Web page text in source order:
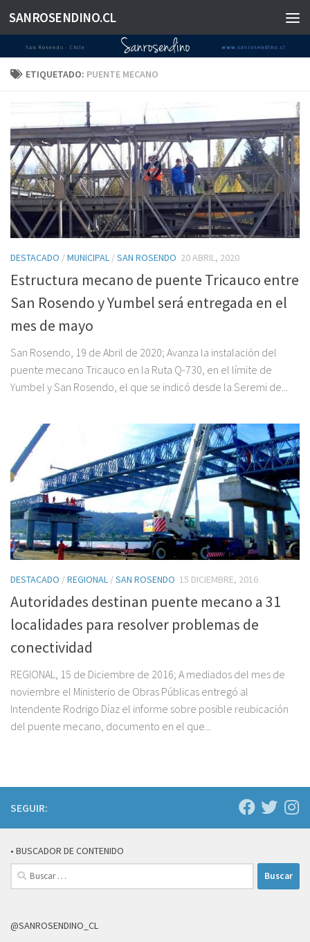
Saltar al contenido
SANROSENDINO.CL
ETIQUETADO: PUENTE MECANO
DESTACADO /MUNICIPAL /SAN ROSENDO 20 ABRIL, 2020
Estructura mecano de puente Tricauco entre
San Rosendo y Yumbel será entregada en el
mes de mayo
San Rosendo, 19 de Abril de 2020; Avanza la instalación del
puente mecano Tricauco en la Ruta Q-730, en el límite de
Yumbel y San Rosendo, el que se indicó desde la Seremi de...
DESTACADO /REGIONAL /SAN ROSENDO 15 DICIEMBRE, 2016
Autoridades destinan puente mecano a 31
localidades para resolver problemas de
conectividad
REGIONAL, 15 de Diciembre de 2016; A mediados del mes de
noviembre el Ministerio de Obras Públicas entregó al
Intendente Rodrigo Díaz el informe sobre posible reubicación
del puente mecano, documento en el que...
SEGUIR:
• BUSCADOR DE CONTENIDO
Buscar:
@SANROSENDINO_CL